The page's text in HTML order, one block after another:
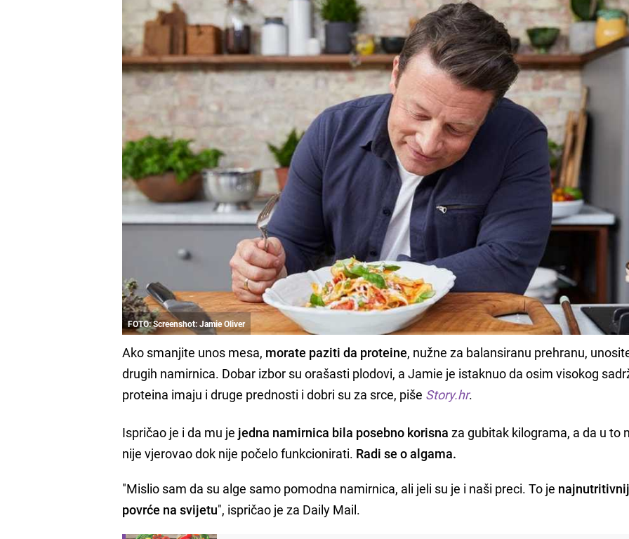
FOTO: Screenshot: Jamie Oliver
Ako smanjite unos mesa, morate paziti da proteine, nužne za balansiranu prehranu,
drugih namirnica. Dobar izbor su orašasti plodovi, a Jamie je istaknuo da osim visokog
proteina imaju i druge prednosti i dobri su za srce, piše Story.hr.
Ispričao je i da mu je jedna namirnica bila posebno korisna za gubitak kilograma, a da u to
nije vjerovao dok nije počelo funkcionirati. Radi se o algama.
"Mislio sam da su alge samo pomodna namirnica, ali jeli su je i naši preci. To je
povrće na svijetu", ispričao je za Daily Mail.